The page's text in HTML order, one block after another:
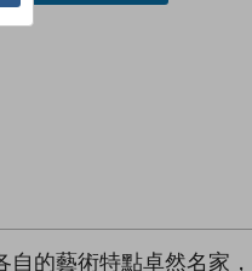
的藝術特點卓然名家